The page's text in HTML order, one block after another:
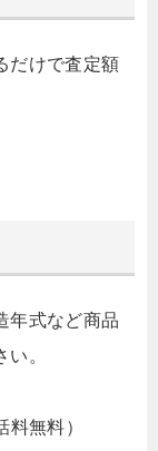
だけで査定額
年式など商品
。
料無料）